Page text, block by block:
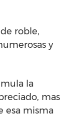
roble,
y
la
mas
esa misma